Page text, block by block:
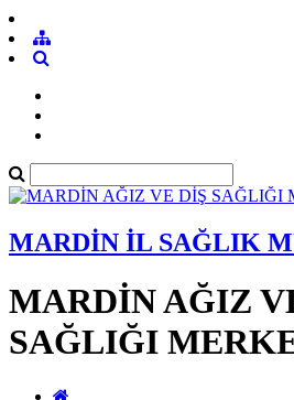
MARDİN İL SAĞLIK
MARDİN AĞIZ
SAĞLIĞI